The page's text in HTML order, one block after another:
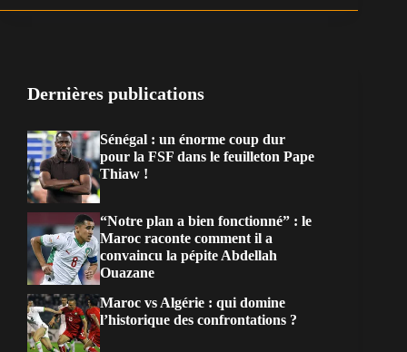
Dernières publications
Sénégal : un énorme coup dur
pour la FSF dans le feuilleton Pape
Thiaw !
“Notre plan a bien fonctionné” : le
Maroc raconte comment il a
convaincu la pépite Abdellah
Ouazane
Maroc vs Algérie : qui domine
l’historique des confrontations ?